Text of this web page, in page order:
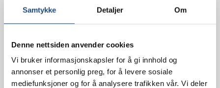
Samtykke Detaljer Om
Denne nettsiden anvender cookies
Vi bruker informasjonskapsler for å gi innhold og
annonser et personlig preg, for å levere sosiale
mediefunksjoner og for å analysere trafikken vår. Vi deler
Kurs for fagpersoner
Brosjyrer
Logoprodukter
Logg inn